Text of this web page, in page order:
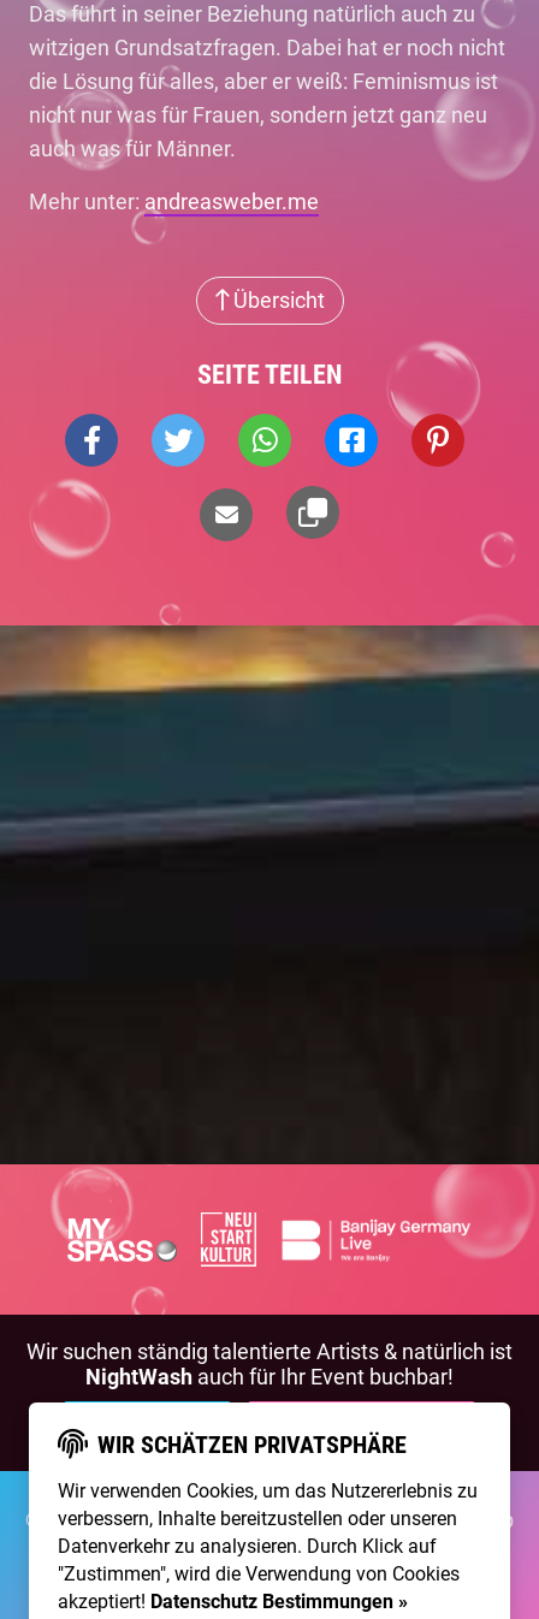
Das führt in seiner Beziehung natürlich auch zu
witzigen Grundsatzfragen. Dabei hat er noch nicht
die Lösung für alles, aber er weiß: Feminismus ist
nicht nur was für Frauen, sondern jetzt ganz neu
auch was für Männer.
Mehr unter: andreasweber.me
Übersicht
SEITE TEILEN
Wir suchen ständig talentierte Artists & natürlich ist
NightWash auch für Ihr Event buchbar!
©2026 Brainpool LiveÜber UnsKontaktMembership
ImpressumDatenschutz
Erstellt mit von300 Design
WIR SCHÄTZEN PRIVATSPHÄRE
Wir verwenden Cookies, um das Nutzererlebnis zu
verbessern, Inhalte bereitzustellen oder unseren
Datenverkehr zu analysieren. Durch Klick auf
"Zustimmen", wird die Verwendung von Cookies
akzeptiert! Datenschutz Bestimmungen »